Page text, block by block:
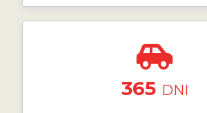
365 DNI